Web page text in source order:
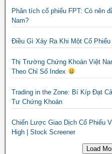
Phân tích cổ phiếu FPT: Có nên
Nam?
Điều Gì Xảy Ra Khi Một Cổ
Thị Trường Chứng Khoán Việt
Theo Chỉ Số Index
Trading in the Zone: Bí Kíp Đạt
Tư Chứng Khoán
Chiến Lược Giao Dịch Cổ Phiếu
High | Stock Screener
Load